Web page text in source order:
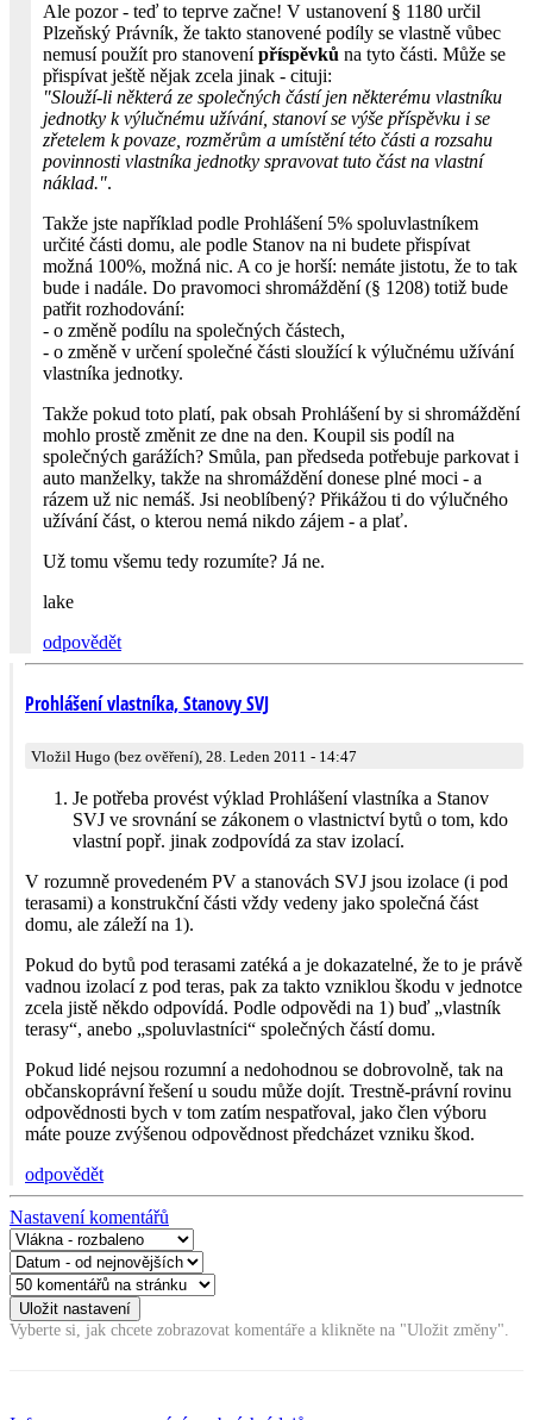
Ale pozor - teď to teprve začne! V ustanovení § 1180 určil
Plzeňský Právník, že takto stanovené podíly se vlastně vůbec
nemusí použít pro stanovenípříspěvků na tyto části. Může se
přispívat ještě nějak zcela jinak - cituji:
"Slouží-li některá ze společných částí jen některému vlastníku
jednotky k výlučnému užívání, stanoví se výše příspěvku i se
zřetelem k povaze, rozměrům a umístění této části a rozsahu
povinnosti vlastníka jednotky spravovat tuto část na vlastní
náklad.".
Takže jste například podle Prohlášení 5% spoluvlastníkem
určité části domu, ale podle Stanov na ni budete přispívat
možná 100%, možná nic. A co je horší: nemáte jistotu, že to tak
bude i nadále. Do pravomoci shromáždění (§ 1208) totiž bude
patřit rozhodování:
- o změně podílu na společných částech,
- o změně v určení společné části sloužící k výlučnému užívání
vlastníka jednotky.
Takže pokud toto platí, pak obsah Prohlášení by si shromáždění
mohlo prostě změnit ze dne na den. Koupil sis podíl na
společných garážích? Smůla, pan předseda potřebuje parkovat i
auto manželky, takže na shromáždění donese plné moci - a
rázem už nic nemáš. Jsi neoblíbený? Přikážou ti do výlučného
užívání část, o kterou nemá nikdo zájem - a plať.
Už tomu všemu tedy rozumíte? Já ne.
lake
odpovědět
Prohlášení vlastníka, Stanovy SVJ
Vložil Hugo (bez ověření), 28. Leden 2011 - 14:47
Je potřeba provést výklad Prohlášení vlastníka a Stanov
SVJ ve srovnání se zákonem o vlastnictví bytů o tom, kdo
vlastní popř. jinak zodpovídá za stav izolací.
V rozumně provedeném PV a stanovách SVJ jsou izolace (i pod
terasami) a konstrukční části vždy vedeny jako společná část
domu, ale záleží na 1).
Pokud do bytů pod terasami zatéká a je dokazatelné, že to je právě
vadnou izolací z pod teras, pak za takto vzniklou škodu v jednotce
zcela jistě někdo odpovídá. Podle odpovědi na 1) buď „vlastník
terasy“, anebo „spoluvlastníci“ společných částí domu.
Pokud lidé nejsou rozumní a nedohodnou se dobrovolně, tak na
občanskoprávní řešení u soudu může dojít. Trestně-právní rovinu
odpovědnosti bych v tom zatím nespatřoval, jako člen výboru
máte pouze zvýšenou odpovědnost předcházet vzniku škod.
odpovědět
Nastavení komentářů
Vyberte si, jak chcete zobrazovat komentáře a klikněte na "Uložit změny".